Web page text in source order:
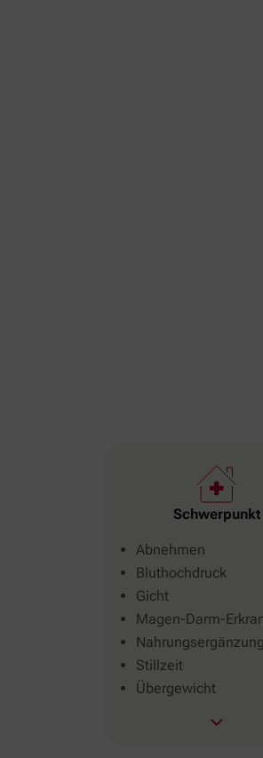
Schwerpunkt
Abnehmen
Bluthochdruck
Gicht
Magen-Darm-
Stillzeit
Übergewicht